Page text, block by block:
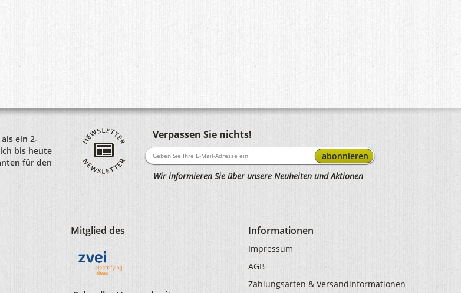
ein 2-
bis heute
für den
Verpassen Sie nichts!
abonnieren
Wir informieren Sie über unsere Neuheiten und Aktionen
Mitglied des Informationen
Impressum
AGB
Zahlungsarten & Versandinformationen